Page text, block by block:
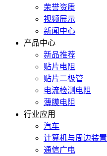
荣誉资质
视频展示
新闻中心
产品中心
新品推荐
贴片电阻
贴片二极管
电流检测电阻
薄膜电阻
行业应用
汽车
计算机与周边装置
通信广电